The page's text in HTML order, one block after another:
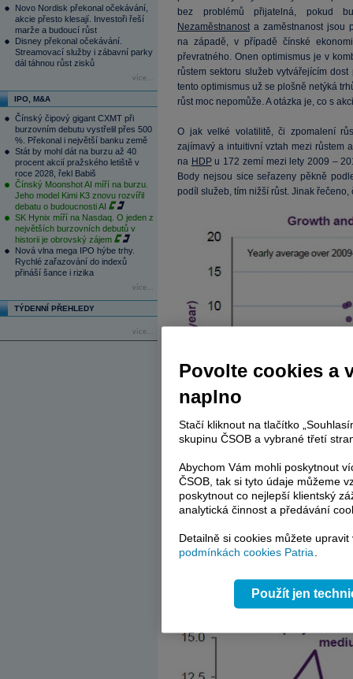
Novo Nordisk překonal očekávání,
akcie přesto klesají. Investoři řeší
marže a budoucí růst
Disney překonal očekávání.
Streamovací služby i zábavní parky
dál táhnou růst zisků
více...
IPO, M&A
Čínský čipový gigant CXMT při
burzovním debutu vystřelil přes 500
%. Překonal i největší banku země
Stát by mohl dát na burzu až 40
procent akcií pražského letiště v
roce 2028, řekl Babiš
Čínský Moonshot AI míří na burzu.
Jeho model Kimi K3 znovu rozvířil
debatu o budoucnosti AI
SK Hynix míří na Nasdaq. O jeden z
největších burzovních debutů v
historii je obrovský zájem
Nová vlna mega IPO hýbe trhy.
Rychlé zařazování do indexů
přináší šance i rizika
více...
TÝDENNÍ PŘEHLEDY
více...
bez problémů přijatelná, pokud
Nezaměstnanosta zaměstnanost jsou
na západě, v případě čínské
převratného. Onen optimismus je v
růstem sektoru služeb vytvářejícím
tento optimismus už se plošně netýká
růst moc nepomůže. A otázka je, co s
O jak velké volatilitě, či zpomalení
zajímavý a intuitivní vztah mezi růstem
na HDPu 172 zemí mezi lety 2009 –
Body nejsou sice seřazeny pěkně
podíl služeb, tím nižší růst. Jinak
Druhý graf už ukazuje, jak by
dosaženo nebude, bavíme se o tom,
mezi 6 – 7 %. Připomněl bych, že
celou globální ekonomiku. Natixis je
Povolte cookies a
naplno
Stačí kliknout na tlačítko
skupinu ČSOB a vybrané třetí
Abychom Vám mohli poskytnout
ČSOB, tak si tyto údaje můžeme
poskytnout co nejlepší klientský
analytická činnost a předávání
Detailně si cookies můžete
podmínkách cookies Patria.
Použít jen